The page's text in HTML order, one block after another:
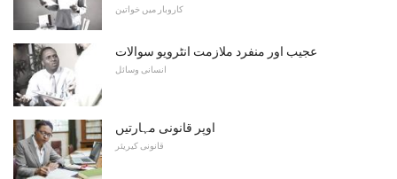
کاروبار میں خواتین
عجیب اور منفرد ملازمت انٹرویو سوالات
انسانی وسائل
اوپر قانونی مہارتیں
قانونی کیریئر